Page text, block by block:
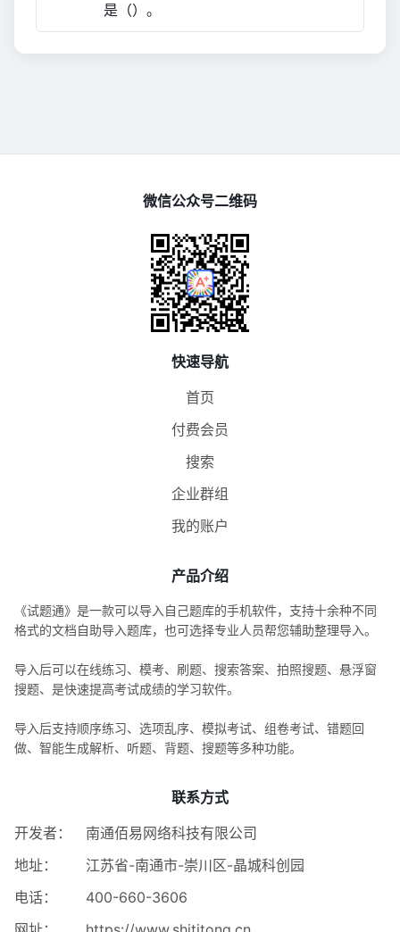
是（）。
微信公众号二维码
快速导航
首页
付费会员
搜索
企业群组
我的账户
产品介绍
《试题通》是一款可以导入自己题库的手机软件，支持十余种不同
格式的文档自助导入题库，也可选择专业人员帮您辅助整理导入。
导入后可以在线练习、模考、刷题、搜索答案、拍照搜题、悬浮窗
搜题、是快速提高考试成绩的学习软件。
导入后支持顺序练习、选项乱序、模拟考试、组卷考试、错题回
做、智能生成解析、听题、背题、搜题等多种功能。
联系方式
开发者：
南通佰易网络科技有限公司
地址：
江苏省-南通市-崇川区-晶城科创园
电话：
400-660-3606